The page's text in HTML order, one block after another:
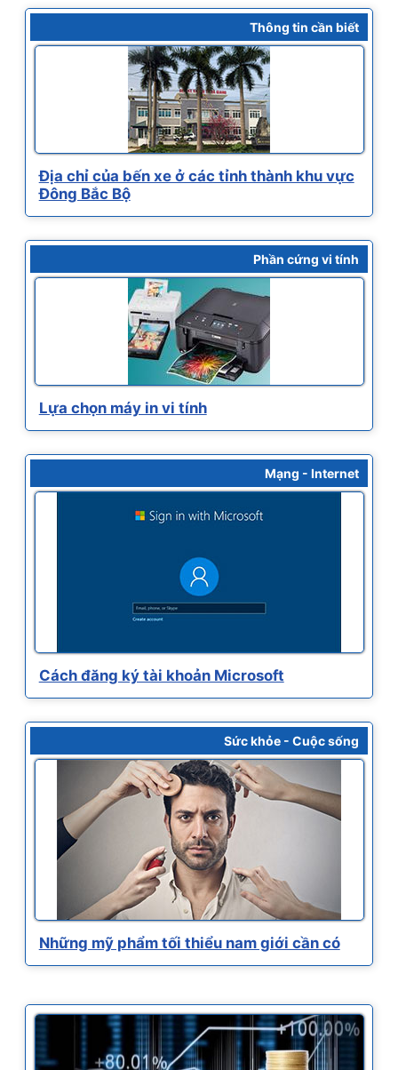
Thông tin cần biết
Địa chỉ của bến xe ở các tỉnh thành khu vực
Đông Bắc Bộ
Phần cứng vi tính
Lựa chọn máy in vi tính
Mạng - Internet
Cách đăng ký tài khoản Microsoft
Sức khỏe - Cuộc sống
Những mỹ phẩm tối thiểu nam giới cần có